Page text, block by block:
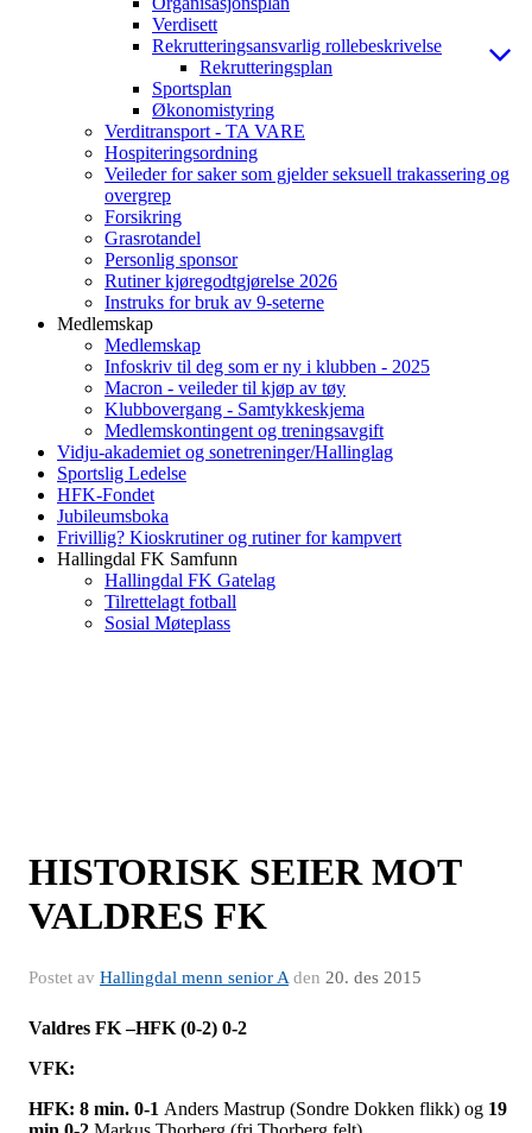
Verdisett
Rekrutteringsansvarlig rollebeskrivelse
Rekrutteringsplan
Sportsplan
Økonomistyring
Verditransport - TA VARE
Hospiteringsordning
Veileder for saker som gjelder seksuell trakassering og
overgrep
Forsikring
Grasrotandel
Personlig sponsor
Rutiner kjøregodtgjørelse 2026
Instruks for bruk av 9-seterne
Medlemskap
Medlemskap
Infoskriv til deg som er ny i klubben - 2025
Macron - veileder til kjøp av tøy
Klubbovergang - Samtykkeskjema
Medlemskontingent og treningsavgift
Vidju-akademiet og sonetreninger/Hallinglag
Sportslig Ledelse
HFK-Fondet
Jubileumsboka
Frivillig? Kioskrutiner og rutiner for kampvert
Hallingdal FK Samfunn
Hallingdal FK Gatelag
Tilrettelagt fotball
Sosial Møteplass
HISTORISK SEIER MOT
VALDRES FK
Postet av Hallingdal menn senior A den 20. des 2015
Valdres FK –HFK (0-2) 0-2
VFK:
HFK: 8 min. 0-1 Anders Mastrup (Sondre Dokken flikk) og 19